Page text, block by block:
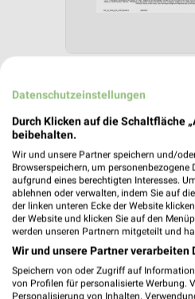
Nächste Filiale
Kadelke
Datenschutzeinstellungen
Durch Klicken auf die Schaltfläche
beibehalten.
Wir und unsere Partner speichern und/
Browserspeichern, um
aufgrund eines berechtigten Interesses.
ablehnen oder verwalten, indem Sie auf
der linken unteren Ecke der Website
der Website und klicken Sie auf den
werden unseren Partnern mitgeteilt und
Wir und unsere Partner verarbeiten
Speichern von oder Zugriff auf
von Profilen für personalisierte Werbung.
Personalisierung von Inhalten.